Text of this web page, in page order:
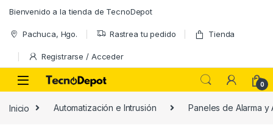
Bienvenido a la tienda de TecnoDepot
Pachuca, Hgo. Rastrea tu pedido Tienda
Registrarse / Acceder
0
Inicio Automatización e Intrusión Paneles de Alarma